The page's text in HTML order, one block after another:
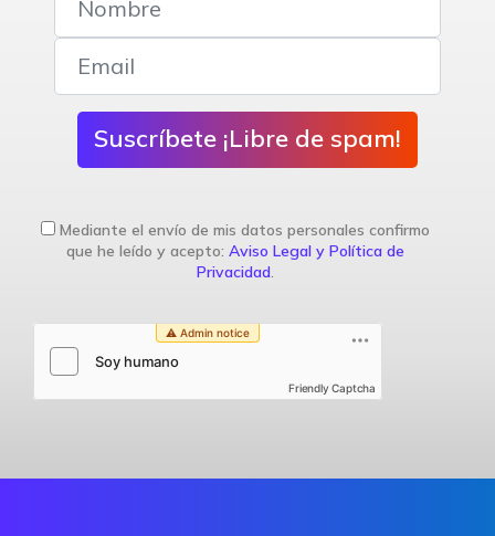
Suscríbete ¡Libre de spam!
Mediante el envío de mis datos personales confirmo
que he leído y acepto: Aviso Legal y Política de
Privacidad.
Friendly Captcha